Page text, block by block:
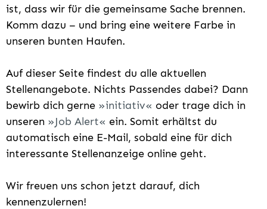
ist, dass wir für die gemeinsame Sache brennen.
Komm dazu – und bring eine weitere Farbe in
unseren bunten Haufen.
Auf dieser Seite findest du alle aktuellen
Stellenangebote. Nichts Passendes dabei? Dann
bewirb dich gerne
initiativ
oder trage dich in
unseren
Job Alert
ein. Somit erhältst du
automatisch eine E-Mail, sobald eine für dich
interessante Stellenanzeige online geht.
Wir freuen uns schon jetzt darauf, dich
kennenzulernen!